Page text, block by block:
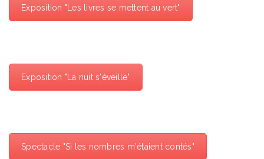
Exposition "Les livres se mettent au vert"
Exposition "La nuit s'éveille"
Spectacle "Si les nombres m'étaient contés"